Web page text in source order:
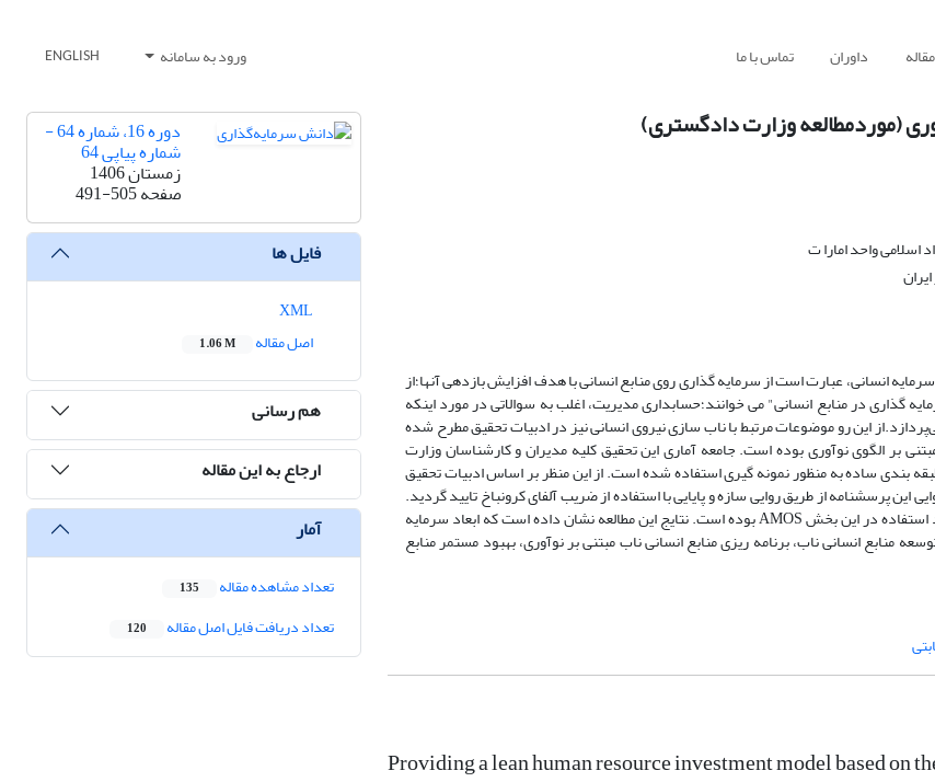
داوران تماس با ما ورود به سامانه ENGLISH
(موردمطالعه وزارت دادگستری)
واحد امارا ت
انسانی، عبارت است از سرمایه گذاری روی منابع انسانی با هدف افزایش بازدهی آنها؛از
گذاری در منابع انسانی" می خوانند؛حسابداری مدیریت، اغلب به سوالاتی در مورد اینکه
این رو موضوعات مرتبط با ناب سازی نیروی انسانی نیز در ادبیات تحقیق مطرح شده
بر الگوی نوآوری بوده است. جامعه آماری این تحقیق کلیه مدیران و کارشناسان وزارت
در این مطالعه از روش طبقه بندی ساده به منظور نمونه گیری استفاده شده است. از این منظر بر اساس ادبیات تحقیق
پرسشنامه از طریق روایی سازه و پایایی با استفاده از ضریب آلفای کرونباخ تایید گردید.
به منظور ارزیابی الگو از مدلیابی معادلات ساختاری استفاده شده است. نرم افزار مورد استفاده در این بخش AMOS بوده است. نتایج این مطالعه نشان داده است که ابعاد سرمایه
منابع انسانی ناب، برنامه ریزی منابع انسانی ناب مبتنی بر نوآوری، بهبود مستمر منابع
Providing a lean human resource investment model based
دوره 16، شماره 64 -
شماره پیاپی 64
زمستان 1406
صفحه491-505
فایل ها
اصل مقاله
1.06 M
هم رسانی
ارجاع به این مقاله
آمار
تعداد مشاهده مقاله 135
تعداد دریافت فایل اصل مقاله 120